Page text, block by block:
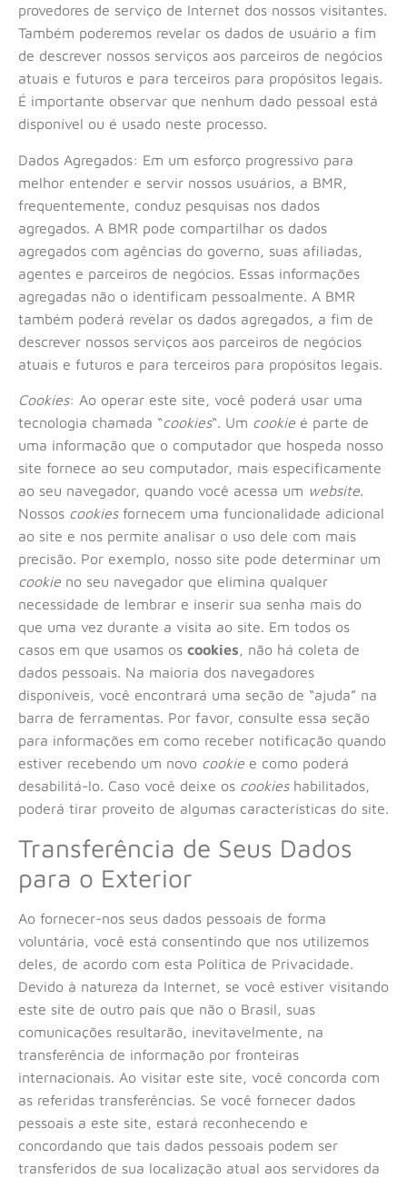
provedores de serviço de Internet dos nossos visitantes.
Também poderemos revelar os dados de usuário a fim
de descrever nossos serviços aos parceiros de negócios
atuais e futuros e para terceiros para propósitos legais.
É importante observar que nenhum dado pessoal está
disponível ou é usado neste processo.
Dados Agregados: Em um esforço progressivo para
melhor entender e servir nossos usuários, a BMR,
frequentemente, conduz pesquisas nos dados
agregados. A BMR pode compartilhar os dados
agregados com agências do governo, suas afiliadas,
agentes e parceiros de negócios. Essas informações
agregadas não o identificam pessoalmente. A BMR
também poderá revelar os dados agregados, a fim de
descrever nossos serviços aos parceiros de negócios
atuais e futuros e para terceiros para propósitos legais.
Cookies: Ao operar este site, você poderá usar uma
tecnologia chamada “cookies“. Um cookie é parte de
uma informação que o computador que hospeda nosso
site fornece ao seu computador, mais especificamente
ao seu navegador, quando você acessa um website.
Nossos cookiesfornecem uma funcionalidade adicional
ao site e nos permite analisar o uso dele com mais
precisão. Por exemplo, nosso site pode determinar um
cookie no seu navegador que elimina qualquer
necessidade de lembrar e inserir sua senha mais do
que uma vez durante a visita ao site. Em todos os
casos em que usamos os cookies, não há coleta de
dados pessoais. Na maioria dos navegadores
disponíveis, você encontrará uma seção de “ajuda” na
barra de ferramentas. Por favor, consulte essa seção
para informações em como receber notificação quando
estiver recebendo um novo cookie e como poderá
desabilitá-lo. Caso você deixe os cookieshabilitados,
poderá tirar proveito de algumas características do site.
Transferência de Seus Dados
para o Exterior
Ao fornecer-nos seus dados pessoais de forma
voluntária, você está consentindo que nos utilizemos
deles, de acordo com esta Política de Privacidade.
Devido à natureza da Internet, se você estiver visitando
este site de outro país que não o Brasil, suas
comunicações resultarão, inevitavelmente, na
transferência de informação por fronteiras
internacionais. Ao visitar este site, você concorda com
as referidas transferências. Se você fornecer dados
pessoais a este site, estará reconhecendo e
concordando que tais dados pessoais podem ser
transferidos de sua localização atual aos servidores da